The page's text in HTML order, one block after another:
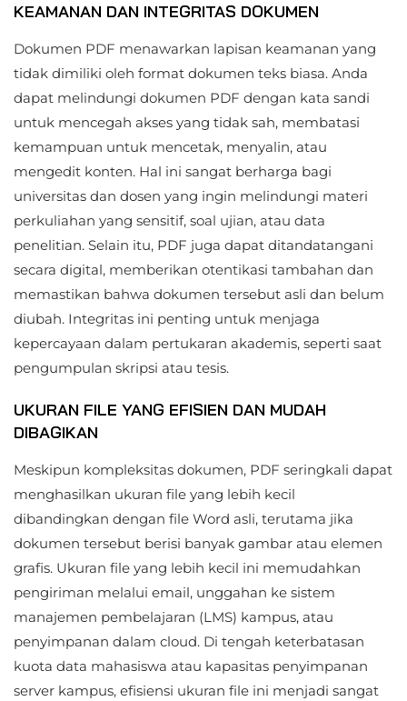
KEAMANAN DAN INTEGRITAS DOKUMEN
Dokumen PDF menawarkan lapisan keamanan yang
tidak dimiliki oleh format dokumen teks biasa. Anda
dapat melindungi dokumen PDF dengan kata sandi
untuk mencegah akses yang tidak sah, membatasi
kemampuan untuk mencetak, menyalin, atau
mengedit konten. Hal ini sangat berharga bagi
universitas dan dosen yang ingin melindungi materi
perkuliahan yang sensitif, soal ujian, atau data
penelitian. Selain itu, PDF juga dapat ditandatangani
secara digital, memberikan otentikasi tambahan dan
memastikan bahwa dokumen tersebut asli dan belum
diubah. Integritas ini penting untuk menjaga
kepercayaan dalam pertukaran akademis, seperti saat
pengumpulan skripsi atau tesis.
UKURAN FILE YANG EFISIEN DAN MUDAH
DIBAGIKAN
Meskipun kompleksitas dokumen, PDF seringkali dapat
menghasilkan ukuran file yang lebih kecil
dibandingkan dengan file Word asli, terutama jika
dokumen tersebut berisi banyak gambar atau elemen
grafis. Ukuran file yang lebih kecil ini memudahkan
pengiriman melalui email, unggahan ke sistem
manajemen pembelajaran (LMS) kampus, atau
penyimpanan dalam cloud. Di tengah keterbatasan
kuota data mahasiswa atau kapasitas penyimpanan
server kampus, efisiensi ukuran file ini menjadi sangat